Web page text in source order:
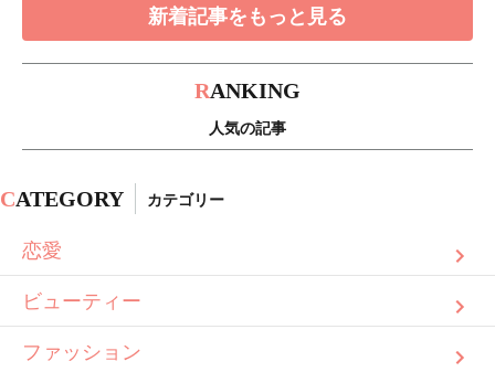
新着記事をもっと見る
RANKING
人気の記事
CATEGORY カテゴリー
恋愛
ビューティー
ファッション